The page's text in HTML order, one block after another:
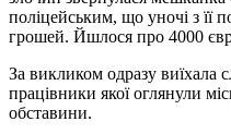
поліцейським, що уночі з її
грошей. Йшлося про 4000
За викликом одразу виїхала
працівники якої оглянули
обставини.